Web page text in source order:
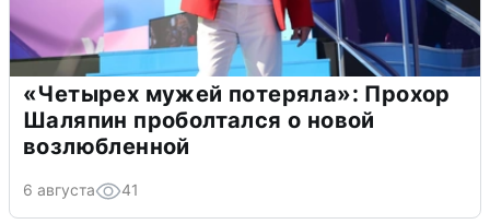
«Четырех мужей потеряла»: Прохор
Шаляпин проболтался о новой
возлюбленной
6 августа 41